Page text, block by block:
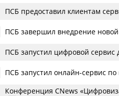
ПСБ предоставил клиентам
ПСБ завершил внедрение
ПСБ запустил цифровой
ПСБ запустил онлайн-сервис
Конференция CNews